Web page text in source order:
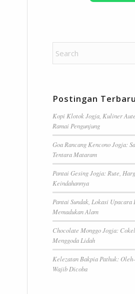
Postingan Terbaru
Kopi Klotok Jogja, Kuliner
Ramai Pengunjung
Goa Rancang Kencono Jogja:
Tentara Mataram
Pantai Gesing Jogja: Rute,
Keindahannya
Pantai Sundak, Lokasi Upacara
Memadukan Alam
Chocolate Monggo Jogja:
Menggoda Lidah
Kelezatan Bakpia Pathuk:
Wajib Dicoba